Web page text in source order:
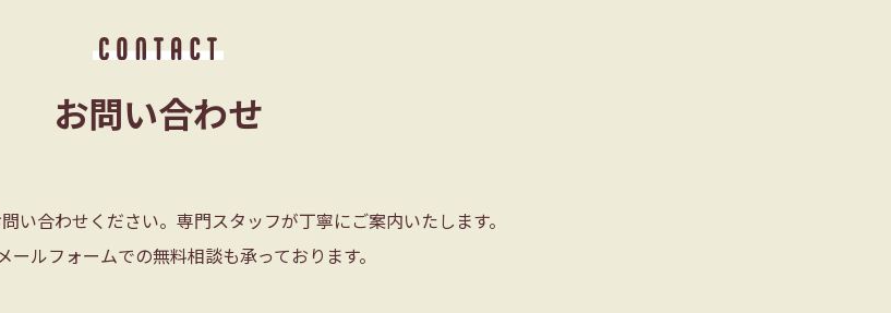
お問い合わせ
い合わせください。専門スタッフが丁寧にご案内いたします。
ールフォームでの無料相談も承っております。